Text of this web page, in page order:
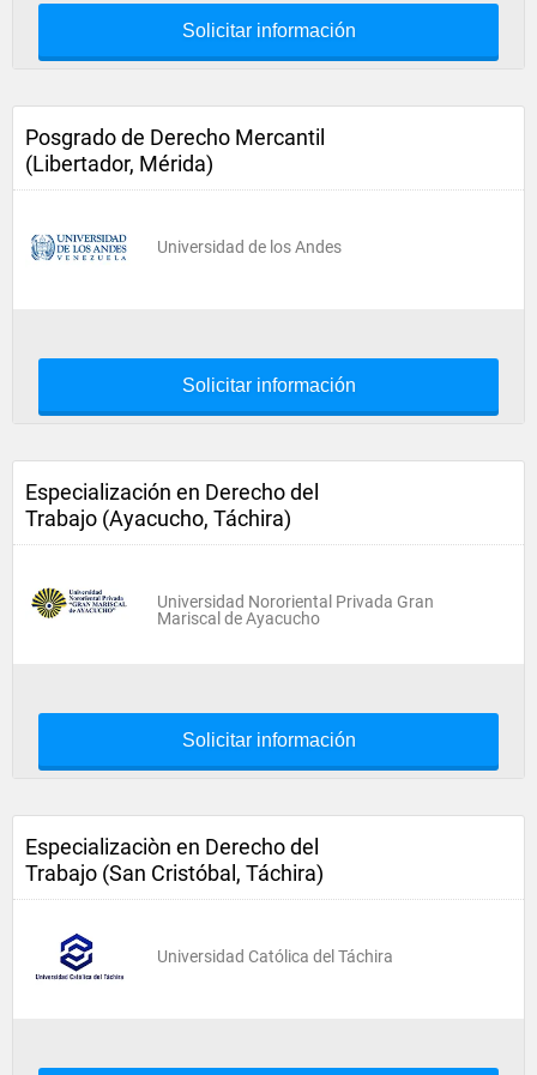
Solicitar información
Posgrado de Derecho Mercantil
(Libertador, Mérida)
Universidad de los Andes
Solicitar información
Especialización en Derecho del
Trabajo (Ayacucho, Táchira)
Universidad Nororiental Privada Gran
Mariscal de Ayacucho
Solicitar información
Especializaciòn en Derecho del
Trabajo (San Cristóbal, Táchira)
Universidad Católica del Táchira